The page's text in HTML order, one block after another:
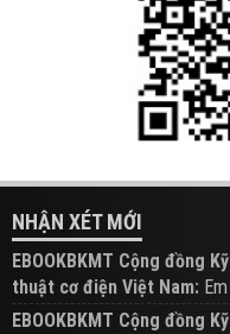
NHẬN XÉT MỚI
EBOOKBKMT Cộng đồng Kỹ
thuật cơ điện Việt Nam: Em
đăng trên Group hỗ trợ nhé
EBOOKBKMT Cộng đồng Kỹ